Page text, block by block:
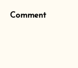
Comment